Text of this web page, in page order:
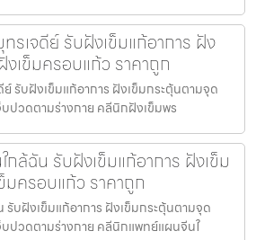
รเจดีย์ รับฝังเข็มแก้อาการ ฝัง
เข็มครอบแก้ว ราคาถูก
รับฝังเข็มแก้อาการ ฝังเข็มกระตุ้นตามจุด
บปวดตามร่างกาย คลีนิกฝังเข็มพร
ล้ฉัน รับฝังเข็มแก้อาการ ฝังเข็ม
ครอบแก้ว ราคาถูก
บฝังเข็มแก้อาการ ฝังเข็มกระตุ้นตามจุด
บปวดตามร่างกาย คลีนิกแพทย์แผนจีนใ